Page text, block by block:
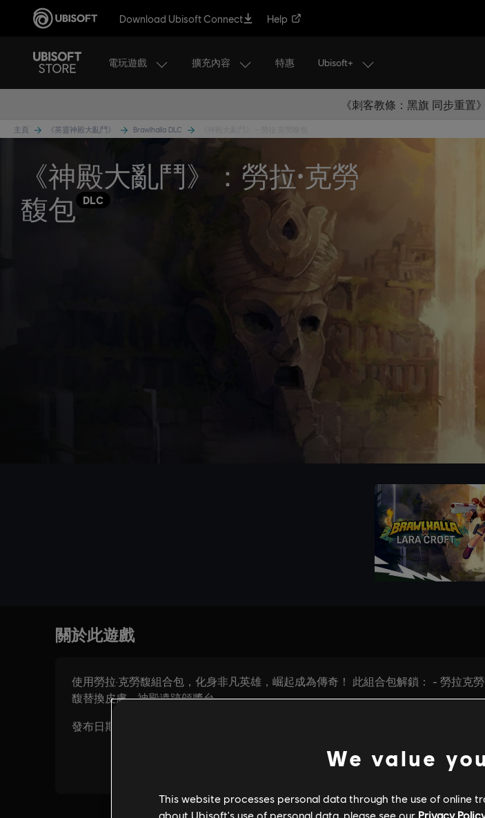
Download Ubisoft Connect Help
電玩遊戲 擴充內容 特惠 Ubisoft+
《刺客教條：黑旗 同步重置
主頁 《英靈神殿大亂鬥》 Brawlhalla DLC
《神殿大亂鬥》：勞拉·克勞
馥包
DLC
We value
This website processes personal data through the use of online
about Ubisoft's use of personal data, please see our Privacy